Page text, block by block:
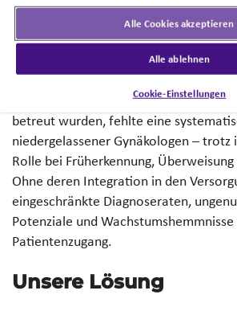
Herausforderung
Im Zuge einer geplanten
Blockbuster-Onkologikums zeigte
Lücke in der HCP-Ansprache: Während
betreut wurden, fehlte eine
niedergelassener Gynäkologen –
Rolle bei Früherkennung,
Ohne deren Integration in den
eingeschränkte Diagnoseraten,
Potenziale und
Patientenzugang.
Unsere Lösung
Alle Cookies akzeptieren
Alle ablehnen
Cookie-Einstellungen